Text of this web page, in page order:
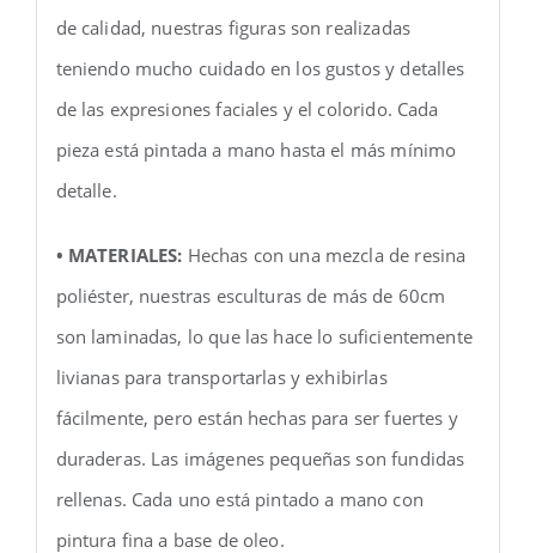
de calidad, nuestras figuras son realizadas
teniendo mucho cuidado en los gustos y detalles
de las expresiones faciales y el colorido. Cada
pieza está pintada a mano hasta el más mínimo
detalle.
• MATERIALES: Hechas con una mezcla de resina
poliéster, nuestras esculturas de más de 60cm
son laminadas, lo que las hace lo suficientemente
livianas para transportarlas y exhibirlas
fácilmente, pero están hechas para ser fuertes y
duraderas. Las imágenes pequeñas son fundidas
rellenas. Cada uno está pintado a mano con
pintura fina a base de oleo.